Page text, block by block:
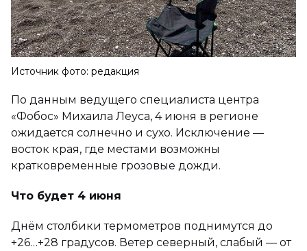
Источник фото: редакция
По данным ведущего специалиста центра
«Фобос» Михаила Леуса, 4 июня в регионе
ожидается солнечно и сухо. Исключение —
восток края, где местами возможны
кратковременные грозовые дожди.
Что будет 4 июня
Днём столбики термометров поднимутся до
+26…+28 градусов. Ветер северный, слабый — от